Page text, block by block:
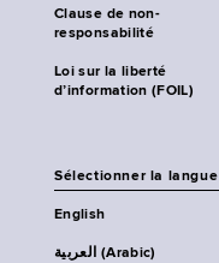
Clause de non-
responsabilité
Loi sur la liberté
d’information (FOIL)
Sélectionner la langue
English
العربية (Arabic)